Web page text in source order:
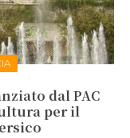
dal PAC
per il